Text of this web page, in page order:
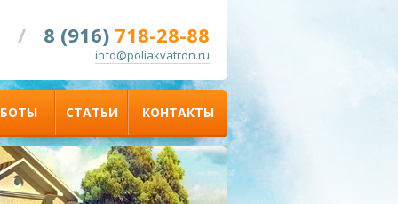
/ 8 (916) 718-28-88
info@poliakvatron.ru
СТАТЬИ КОНТАКТЫ